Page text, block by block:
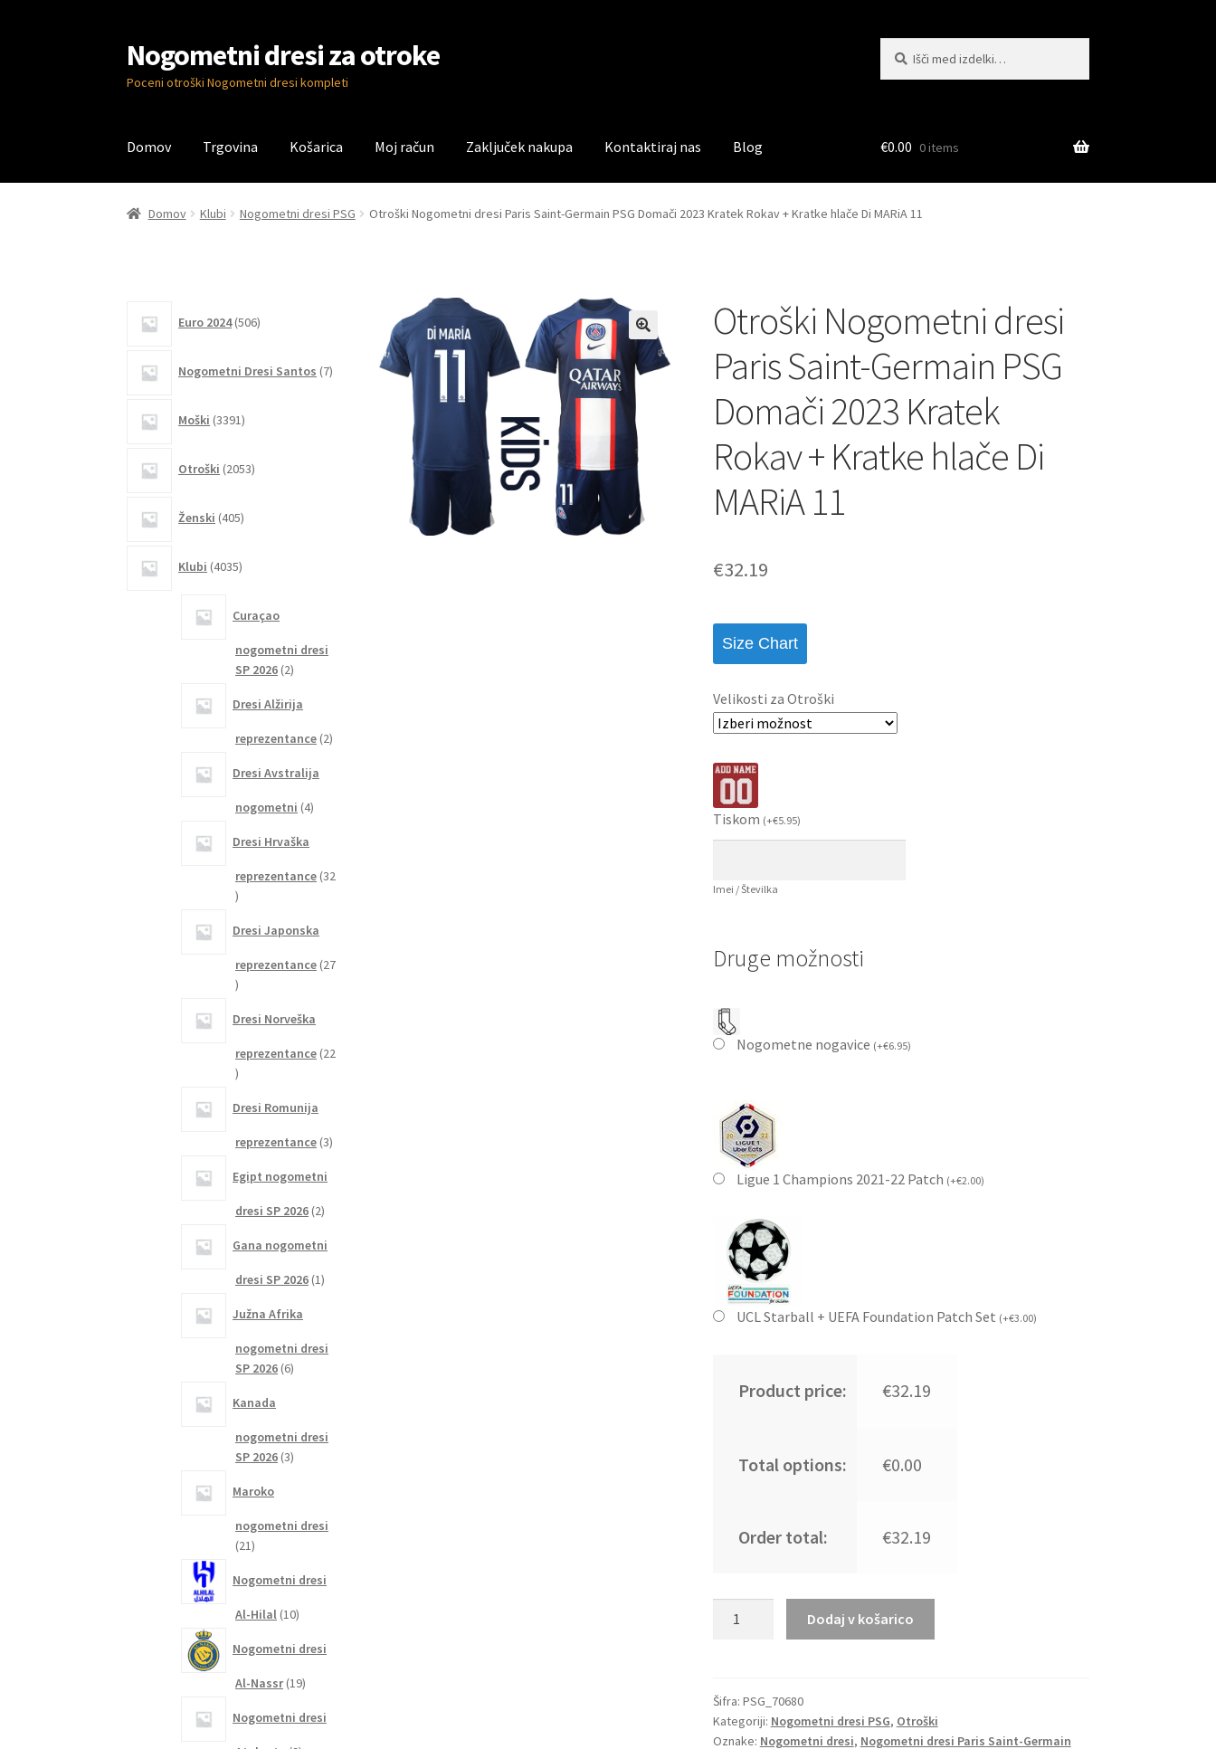
Skip
to
navigation
Skip
to
content
Nogometni dresi za otroke
Poceni otroški Nogometni dresi kompleti
Domov Trgovina Košarica Moj račun Zaključek nakupa Kontaktiraj nas Blog
Domov BlogKontaktiraj nas Košarica Moj račun Trgovina Zaključek nakupa
€0.00 0 items
Domov Klubi Nogometni dresi PSG Otroški Nogometni dresi Paris Saint-Germain PSG Domači 2023 Kratek Rokav + Kratke hlače Di MARiA 11
Otroški Nogometni dresi
Paris Saint-Germain PSG
Domači 2023 Kratek
Rokav + Kratke hlače Di
MARiA 11
€32.19
Size Chart
Velikosti za Otroški
Tiskom (+€5.95)
Imei / Številka
Druge možnosti
Nogometne nogavice (+€6.95)
Ligue 1 Champions 2021-22 Patch (+€2.00)
UCL Starball + UEFA Foundation Patch Set (+€3.00)
Product price: €32.19
Total options: €0.00
Order total: €32.19
Saint-
Germain
PSG
Dodaj v košarico
Šifra: PSG_70680
Kategoriji: Nogometni dresi PSG, Otroški
Oznake: Nogometni dresi, Nogometni dresi Paris Saint-Germain
Euro 2024 506izdelkov
Nogometni Dresi Santos 7izdelkov
Moški 3391izdelkov
Otroški 2053izdelkov
Ženski 405izdelkov
Klubi 4035izdelkov
Curaçao
nogometni dresi
SP 2026 22
Dresi Alžirija
reprezentance 22
Dresi Avstralija
nogometni 44
Dresi Hrvaška
reprezentance 32
32
Dresi Japonska
reprezentance 27
27
Dresi Norveška
reprezentance 22
22
Dresi Romunija
reprezentance 33
Egipt nogometni
dresi SP 2026 22
Gana nogometni
dresi SP 2026 11
Južna Afrika
nogometni dresi
SP 2026 66
Kanada
nogometni dresi
SP 2026 33
Maroko
nogometni dresi
2121
Nogometni dresi
Al-Hilal 1010
Nogometni dresi
Al-Nassr 1919
Nogometni dresi